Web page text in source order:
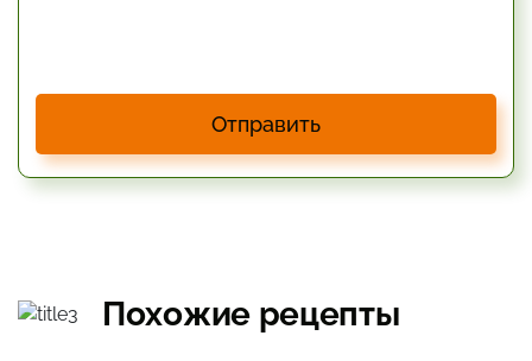
Отправить
Похожие рецепты